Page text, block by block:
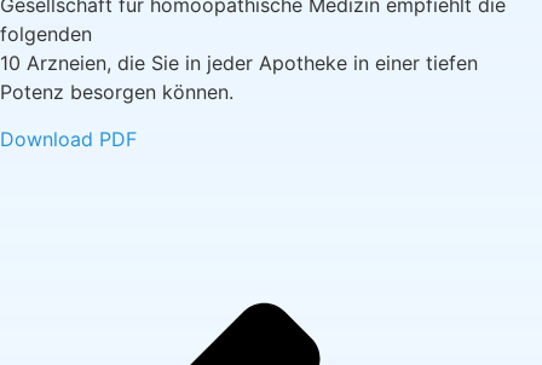
Gesellschaft für homöopathische Medizin empfiehlt die
folgenden
10 Arzneien, die Sie in jeder Apotheke in einer tiefen
Potenz besorgen können.
Download PDF